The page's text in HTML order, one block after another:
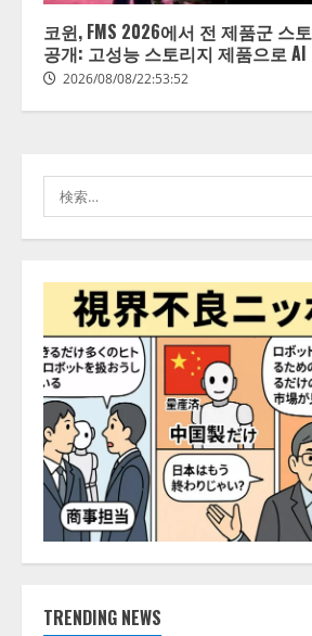
코윈, FMS 2026에서 전 제품군 스
공개: 고성능 스토리지 제품으로 AI
2026/08/08/22:53:52
索:
TRENDING NEWS
3
拡充
2026/08/07/
【2026年企業の
業の68.0％が、
活用は「上手く
答
2026/08/07/
5
ナレッジワーク
スAIエージェン
の業界特化LLM
開発をリード
2026/08/07/
1
【ドローン
AI
AIがアドバイス
リース
2026/08/09/
2
【開催報告】次
ォーム「TAIZA